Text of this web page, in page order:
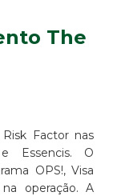
The
Factor nas
Essencis. O
OPS!, Visa
operação. A